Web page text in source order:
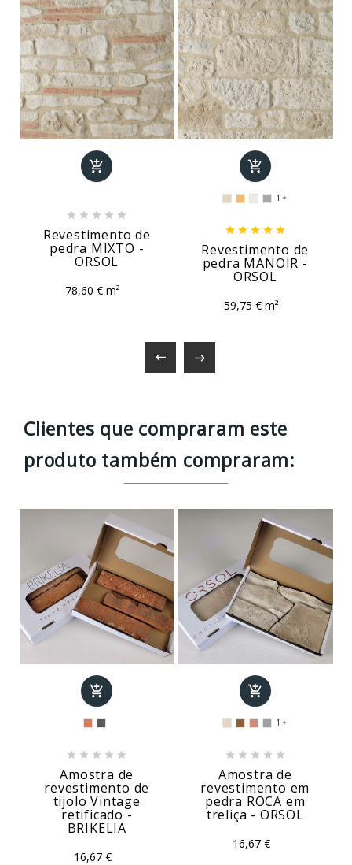

    
Revestimento de
pedra MIXTO -
ORSOL
78,60 € m²

1 
    
Revestimento de
pedra MANOIR -
ORSOL
59,75 € m²
 
Clientes que compraram este
produto também compraram:

    
Amostra de
revestimento de
tijolo Vintage
retificado -
BRIKELIA
16,67 €

1 
    
Amostra de
revestimento em
pedra ROCA em
treliça - ORSOL
16,67 €